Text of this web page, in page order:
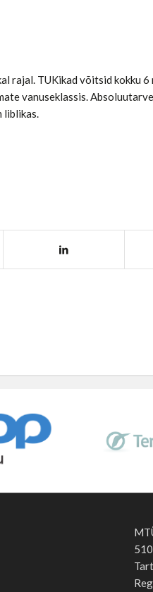
rajal. TUKikad võitsid kokku
vanuseklassis.
liblikas.